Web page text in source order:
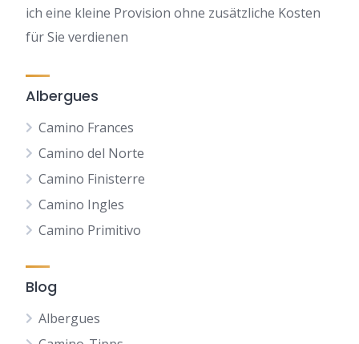
ich eine kleine Provision ohne zusätzliche Kosten
für Sie verdienen
Albergues
Camino Frances
Camino del Norte
Camino Finisterre
Camino Ingles
Camino Primitivo
Blog
Albergues